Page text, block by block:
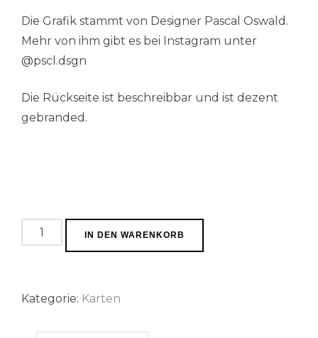
Die Grafik stammt von Designer Pascal Oswald.
Mehr von ihm gibt es bei Instagram unter
@pscl.dsgn
Die Rückseite ist beschreibbar und ist dezent
gebranded.
Postkarte
WOW
IN DEN WARENKORB
Kategorie: Karten